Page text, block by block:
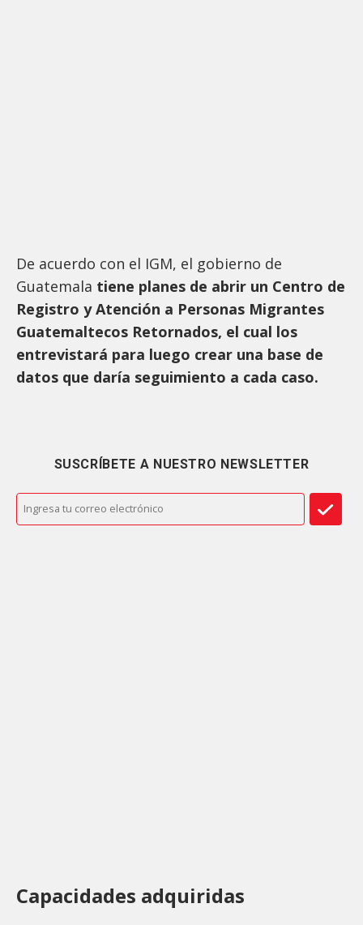
De acuerdo con el IGM, el gobierno de
Guatemala tiene planes de abrir un Centro de
Registro y Atención a Personas Migrantes
Guatemaltecos Retornados, el cual los
entrevistará para luego crear una base de
datos que daría seguimiento a cada caso.
SUSCRÍBETE A NUESTRO NEWSLETTER
Capacidades adquiridas